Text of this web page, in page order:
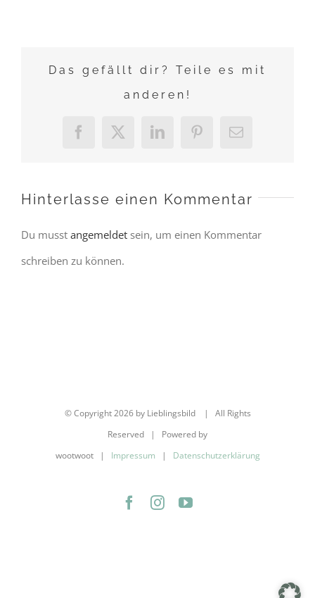
Das gefällt dir? Teile es mit
anderen!
Facebook
X LinkedInPinterest
E-
Hinterlasse einen Kommentar
Du musst angemeldet sein, um einen Kommentar
schreiben zu können.
© Copyright2026 by Lieblingsbild | All Rights
Reserved | Powered by
wootwoot | Impressum | Datenschutzerklärung
Facebook
InstagramYouTube